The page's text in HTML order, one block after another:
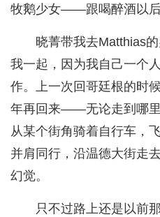
牧鹅少女——跟喝醉酒以后
晓菁带我去Matthias
我一起，因为我自己一个
作。上一次回哥廷根的时
年再回来——无论走到哪
从某个街角骑着自行车，
并肩同行，沿温德大街走
幻觉。
只不过路上还是以前